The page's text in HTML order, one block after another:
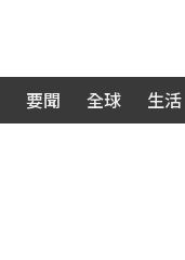
要聞 全球 生活